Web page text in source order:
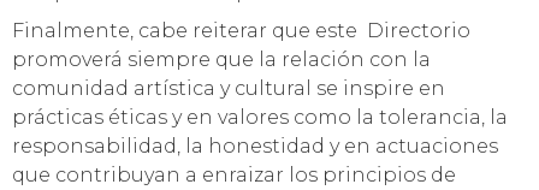
Finalmente, cabe reiterar que este Directorio
promoverá siempre que la relación con la
comunidad artística y cultural se inspire en
prácticas éticas y en valores como la tolerancia, la
responsabilidad, la honestidad y en actuaciones
que contribuyan a enraizar los principios de